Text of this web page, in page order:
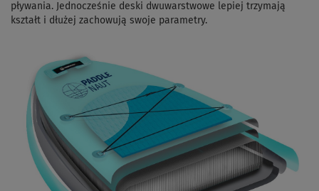
pływania. Jednocześnie deski dwuwarstwowe lepiej trzymają
kształt i dłużej zachowują swoje parametry.